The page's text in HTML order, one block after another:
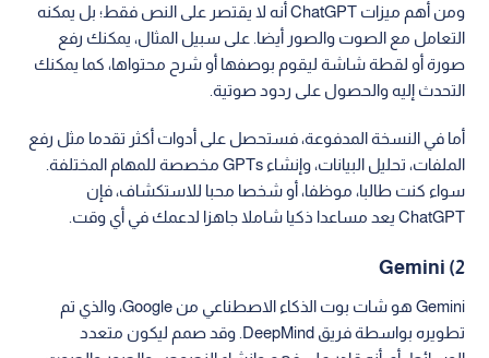
ومن أهم ميزات ChatGPT أنه لا يقتصر على النص فقط؛ بل يمكنه
التعامل مع الصوت والصور أيضا. على سبيل المثال، يمكنك رفع
صورة أو لقطة شاشة ليقوم بوصفها أو شرح محتواها، كما يمكنك
التحدث إليه والحصول على ردود صوتية.
أما في النسخة المدفوعة، فستحصل على أدوات أكثر تقدما مثل رفع
الملفات، تحليل البيانات، وإنشاء GPTs مخصصة للمهام المختلفة.
سواء كنت طالبا، موظفا، أو شخصا محبا للاستكشاف، فإن
ChatGPT يعد مساعدا ذكيا شاملا جاهزا لدعمك في أي وقت.
2) Gemini
Gemini هو شات بوت الذكاء الاصطناعي من Google، والذي تم
تطويره بواسطة فريق DeepMind. وقد صمم ليكون متعدد